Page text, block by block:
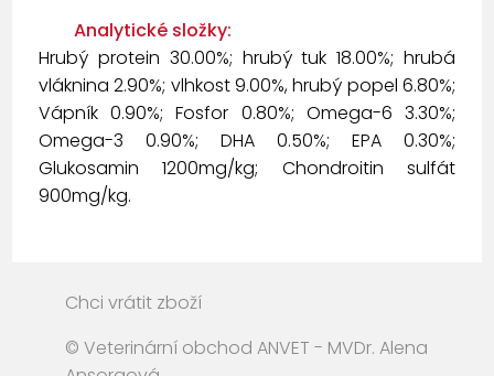
Analytické složky:
Hrubý protein 30.00%; hrubý tuk 18.00%; hrubá
vláknina 2.90%; vlhkost 9.00%, hrubý popel 6.80%;
Vápník 0.90%; Fosfor 0.80%; Omega-6 3.30%;
Omega-3 0.90%; DHA 0.50%; EPA 0.30%;
Glukosamin 1200mg/kg; Chondroitin sulfát
900mg/kg.
Chci vrátit zboží
© Veterinární obchod ANVET - MVDr. Alena